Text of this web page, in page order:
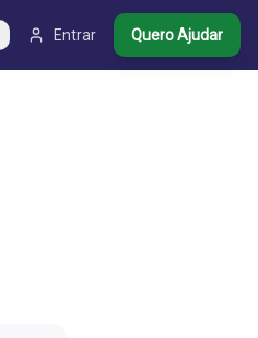
Entrar Quero Ajudar